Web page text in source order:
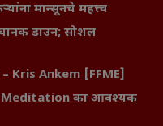
मान्सूनचे महत्त्व
डाउन; सोशल
– Kris Ankem [FFME]
– Meditation का आवश्यक